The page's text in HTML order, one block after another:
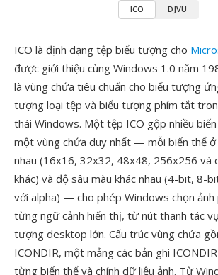
ICO DJVU
ICO là định dạng tệp biểu tượng cho
được giới thiệu cùng Windows 1.0 năm
là vùng chứa tiêu chuẩn cho biểu tượng
tượng loại tệp và biểu tượng phím tắt
thái Windows. Một tệp ICO gộp nhiều
một vùng chứa duy nhất — mỗi biến thể ở
nhau (16x16, 32x32, 48x48, 256x256 và
khác) và độ sâu màu khác nhau (4-bit, 8-
với alpha) — cho phép Windows chọn ảnh
từng ngữ cảnh hiển thị, từ nút thanh tác
tượng desktop lớn. Cấu trúc vùng chứa
ICONDIR, một mảng các bản ghi
từng biến thể và chính dữ liệu ảnh. Từ